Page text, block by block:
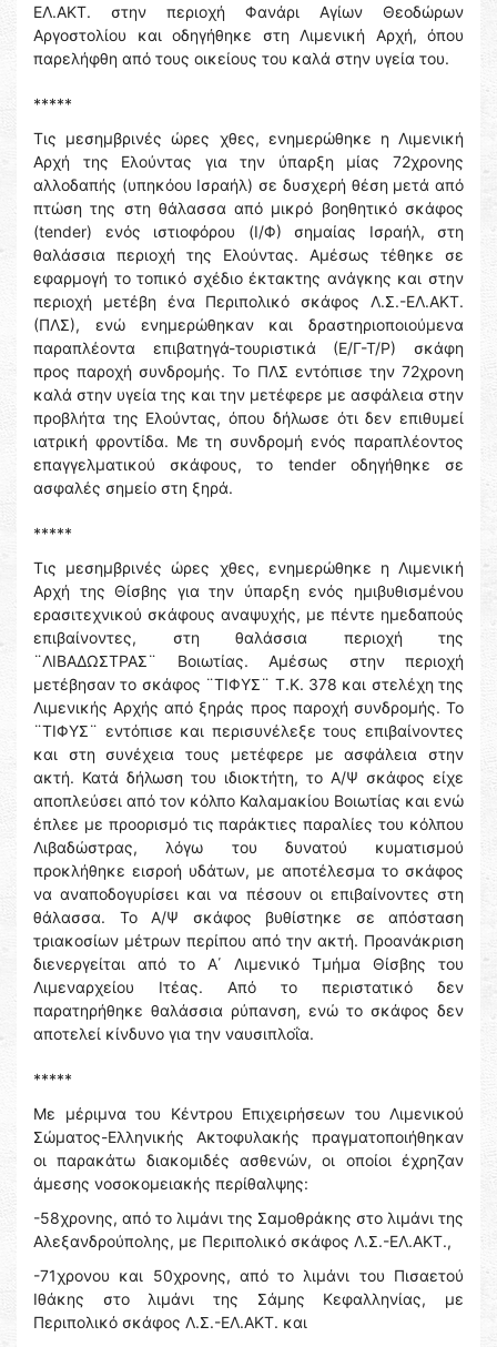
ΕΛ.ΑΚΤ. στην περιοχή Φανάρι Αγίων Θεοδώρων
Αργοστολίου και οδηγήθηκε στη Λιμενική Αρχή, όπου
παρελήφθη από τους οικείους του καλά στην υγεία του.
*****
Τις μεσημβρινές ώρες χθες, ενημερώθηκε η Λιμενική
Αρχή της Ελούντας για την ύπαρξη μίας 72χρονης
αλλοδαπής (υπηκόου Ισραήλ) σε δυσχερή θέση μετά από
πτώση της στη θάλασσα από μικρό βοηθητικό σκάφος
(tender) ενός ιστιοφόρου (Ι/Φ) σημαίας Ισραήλ, στη
θαλάσσια περιοχή της Ελούντας. Αμέσως τέθηκε σε
εφαρμογή το τοπικό σχέδιο έκτακτης ανάγκης και στην
περιοχή μετέβη ένα Περιπολικό σκάφος Λ.Σ.-ΕΛ.ΑΚΤ.
(ΠΛΣ), ενώ ενημερώθηκαν και δραστηριοποιούμενα
παραπλέοντα επιβατηγά-τουριστικά (Ε/Γ-Τ/Ρ) σκάφη
προς παροχή συνδρομής. Το ΠΛΣ εντόπισε την 72χρονη
καλά στην υγεία της και την μετέφερε με ασφάλεια στην
προβλήτα της Ελούντας, όπου δήλωσε ότι δεν επιθυμεί
ιατρική φροντίδα. Με τη συνδρομή ενός παραπλέοντος
επαγγελματικού σκάφους, το tender οδηγήθηκε σε
ασφαλές σημείο στη ξηρά.
*****
Τις μεσημβρινές ώρες χθες, ενημερώθηκε η Λιμενική
Αρχή της Θίσβης για την ύπαρξη ενός ημιβυθισμένου
ερασιτεχνικού σκάφους αναψυχής, με πέντε ημεδαπούς
επιβαίνοντες, στη θαλάσσια περιοχή της
¨ΛΙΒΑΔΩΣΤΡΑΣ¨ Βοιωτίας. Αμέσως στην περιοχή
μετέβησαν το σκάφος ¨ΤΙΦΥΣ¨ Τ.Κ. 378 και στελέχη της
Λιμενικής Αρχής από ξηράς προς παροχή συνδρομής. Το
¨ΤΙΦΥΣ¨ εντόπισε και περισυνέλεξε τους επιβαίνοντες
και στη συνέχεια τους μετέφερε με ασφάλεια στην
ακτή. Κατά δήλωση του ιδιοκτήτη, το Α/Ψ σκάφος είχε
αποπλεύσει από τον κόλπο Καλαμακίου Βοιωτίας και ενώ
έπλεε με προορισμό τις παράκτιες παραλίες του κόλπου
Λιβαδώστρας, λόγω του δυνατού κυματισμού
προκλήθηκε εισροή υδάτων, με αποτέλεσμα το σκάφος
να αναποδογυρίσει και να πέσουν οι επιβαίνοντες στη
θάλασσα. Το Α/Ψ σκάφος βυθίστηκε σε απόσταση
τριακοσίων μέτρων περίπου από την ακτή. Προανάκριση
διενεργείται από το Α΄ Λιμενικό Τμήμα Θίσβης του
Λιμεναρχείου Ιτέας. Από το περιστατικό δεν
παρατηρήθηκε θαλάσσια ρύπανση, ενώ το σκάφος δεν
αποτελεί κίνδυνο για την ναυσιπλοΐα.
*****
Με μέριμνα του Κέντρου Επιχειρήσεων του Λιμενικού
Σώματος-Ελληνικής Ακτοφυλακής πραγματοποιήθηκαν
οι παρακάτω διακομιδές ασθενών, οι οποίοι έχρηζαν
άμεσης νοσοκομειακής περίθαλψης:
-58χρονης, από το λιμάνι της Σαμοθράκης στο λιμάνι της
Αλεξανδρούπολης, με Περιπολικό σκάφος Λ.Σ.-ΕΛ.ΑΚΤ.,
-71χρονου και 50χρονης, από το λιμάνι του Πισαετού
Ιθάκης στο λιμάνι της Σάμης Κεφαλληνίας, με
Περιπολικό σκάφος Λ.Σ.-ΕΛ.ΑΚΤ. και